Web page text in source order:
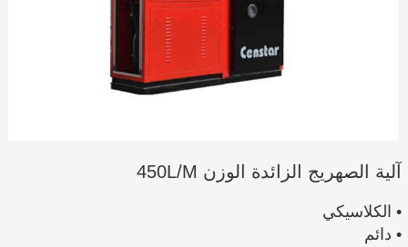
آلية الصهريج الزائدة الوزن 450L/M
• الكلاسيكي
• دائم